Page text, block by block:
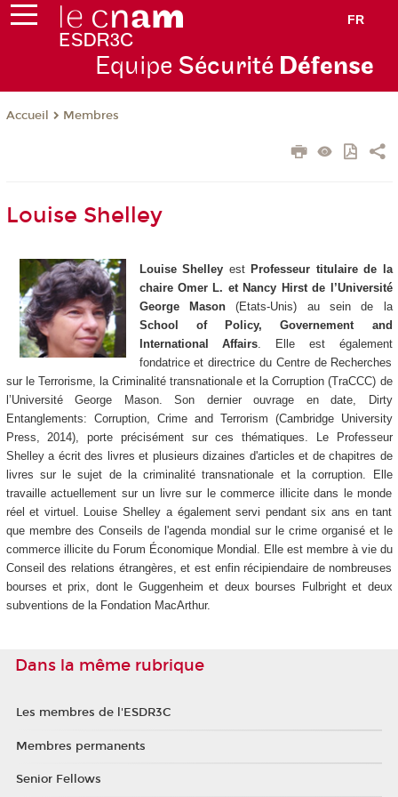
FR
Equipe Sécurité Défense
Accueil Membres
Louise Shelley
Louise Shelley est Professeur titulaire de la
chaire Omer L. et Nancy Hirst de l’Université
George Mason(Etats-Unis) au sein de la
School of Policy, Governement and
International Affairs. Elle est également
fondatrice et directrice du Centre de Recherches
sur le Terrorisme, la Criminalité transnationale et la Corruption (TraCCC) de
l’Université George Mason. Son dernier ouvrage en date, Dirty
Entanglements: Corruption, Crime and Terrorism (Cambridge University
Press, 2014), porte précisément sur ces thématiques. Le Professeur
Shelley a écrit des livres et plusieurs dizaines d'articles et de chapitres de
livres sur le sujet de la criminalité transnationale et la corruption. Elle
travaille actuellement sur un livre sur le commerce illicite dans le monde
réel et virtuel. Louise Shelley a également servi pendant six ans en tant
que membre des Conseils de l'agenda mondial sur le crime organisé et le
commerce illicite du Forum Économique Mondial. Elle est membre à vie du
Conseil des relations étrangères, et est enfin récipiendaire de nombreuses
bourses et prix, dont le Guggenheim et deux bourses Fulbright et deux
subventions de la Fondation MacArthur.
Dans la même rubrique
Les membres de l'ESDR3C
Membres permanents
Senior Fellows